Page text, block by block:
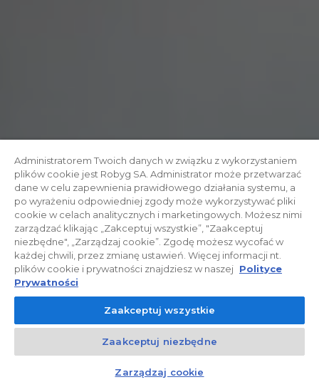
Rozmowa
Administratorem Twoich danych w związku z wykorzystaniem
plików cookie jest Robyg SA. Administrator może przetwarzać
dane w celu zapewnienia prawidłowego działania systemu, a
po wyrażeniu odpowiedniej zgody może wykorzystywać pliki
cookie w celach analitycznych i marketingowych. Możesz nimi
zarządzać klikając „Zakceptuj wszystkie”, "Zaakceptuj
niezbędne", „Zarządzaj cookie”. Zgodę możesz wycofać w
każdej chwili, przez zmianę ustawień. Więcej informacji nt.
plików cookie i prywatności znajdziesz w naszej Polityce
Prywatności
Zaakceptuj wszystkie
Zaakceptuj niezbędne
Zarządzaj cookie